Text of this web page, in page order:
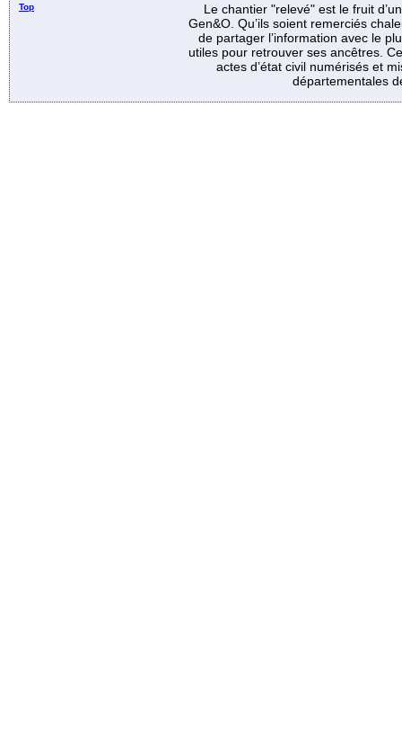
Top
Le chantier "relevé" est le fruit
Gen&O. Qu’ils soient remerciés
de partager l’information avec le
utiles pour retrouver ses ancêtres.
actes d’état civil numérisés et
départementales